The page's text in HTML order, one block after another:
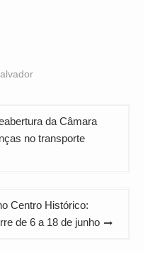
da Câmara
no transporte
Centro Histórico:
de 6 a 18 de junho